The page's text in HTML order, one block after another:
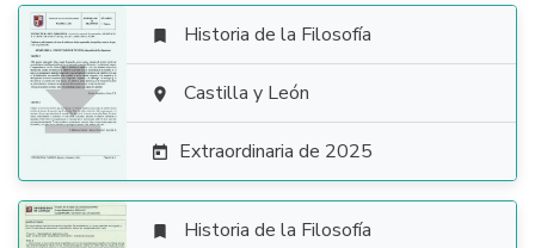

 Historia de la Filosofía
 Castilla y León
 Extraordinaria de 2025
 Historia de la Filosofía